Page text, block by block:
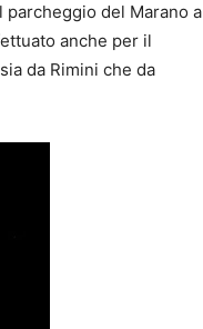
del Marano a
anche per il
da Rimini che da